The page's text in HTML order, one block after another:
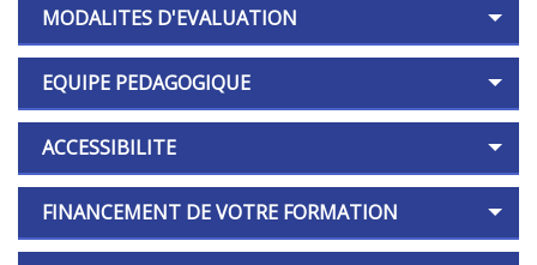
MODALITES D'EVALUATION
EQUIPE PEDAGOGIQUE
ACCESSIBILITE
FINANCEMENT DE VOTRE FORMATION